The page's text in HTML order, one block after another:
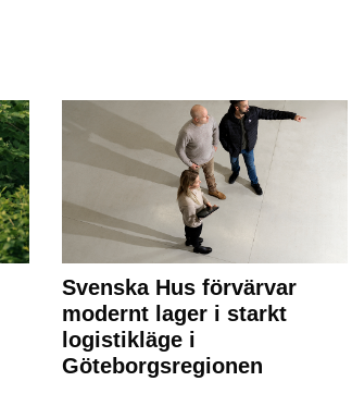
Svenska Hus förvärvar
modernt lager i starkt
logistikläge i
Göteborgsregionen